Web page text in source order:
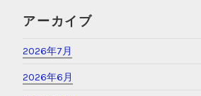
アーカイブ
2026年7月
2026年6月